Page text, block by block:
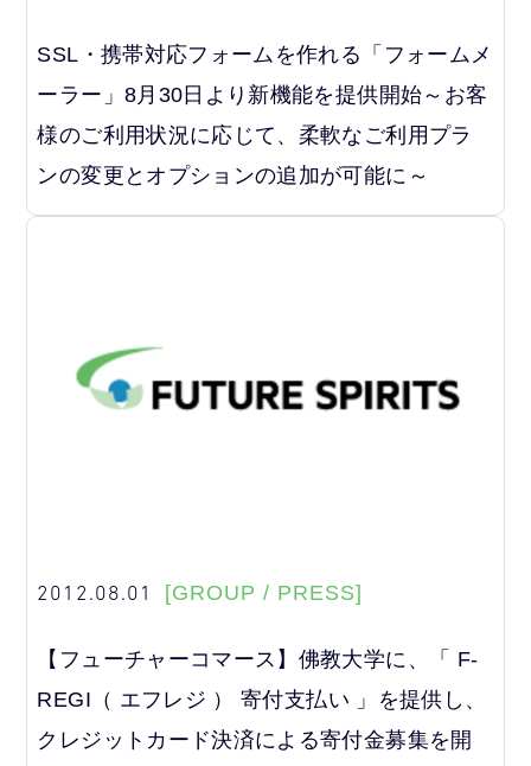
SSL・携帯対応フォームを作れる「フォームメ
ーラー」8月30日より新機能を提供開始～お客
様のご利用状況に応じて、柔軟なご利用プラ
ンの変更とオプションの追加が可能に～
2012.08.01 [GROUP / PRESS]
【フューチャーコマース】佛教大学に、「 F-
REGI（ エフレジ ） 寄付支払い 」を提供し、
クレジットカード決済による寄付金募集を開